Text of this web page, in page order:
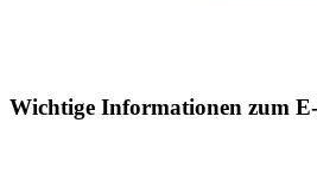
Wichtige Informationen zum